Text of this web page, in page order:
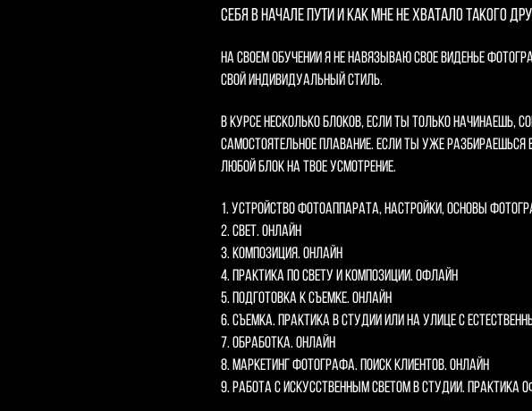
себя в начале пути и как мне не хватало такого
На своем обучении я не навязываю свое виденье
свой индивидуальный стиль.
В курсе несколько блоков, если ты только начинаешь,
самостоятельное плавание. Если ты уже
любой блок на твое усмотрение.
1. Устройство фотоаппарата, настройки, основы
2. Свет. Онлайн
3. Композиция. Онлайн
4. Практика по свету и композиции. Офлайн
5. Подготовка к съемке. Онлайн
6. Съемка. Практика в студии или на улице с
7. Обработка. Онлайн
8. Маркетинг фотографа. Поиск клиентов. Онлайн
9. Работа с искусственным светом в студии. Практика